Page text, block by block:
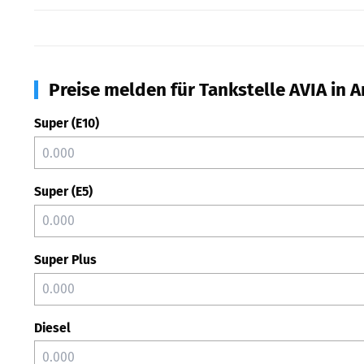
Preise melden für Tankstelle AVIA in
Super (E10)
Super (E5)
Super Plus
Diesel